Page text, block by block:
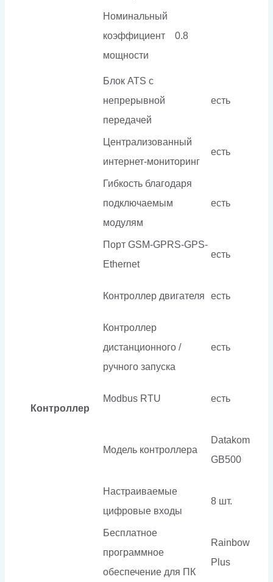
Номинальный
коэффициент
мощности
0.8
Контроллер
Блок ATS с
непрерывной
передачей
есть
Централизованный
интернет-мониторинг
есть
Гибкость благодаря
подключаемым
модулям
есть
Порт GSM-GPRS-GPS-
Ethernet
есть
Контроллер двигателя есть
Контроллер
дистанционного /
ручного запуска
есть
Modbus RTU есть
Модель контроллера
Datakom
GB500
Настраиваемые
цифровые входы
8 шт.
Бесплатное
программное
обеспечение для ПК
Rainbow
Plus